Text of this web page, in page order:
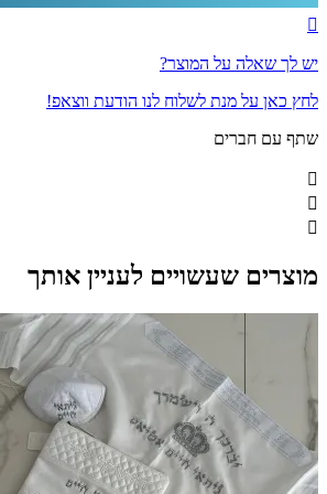
יש לך שאלה על המוצר?
לחץ כאן על מנת לשלוח לנו הודעת ווצאפ!
שתף עם חברים
מוצרים שעשויים לעניין אותך